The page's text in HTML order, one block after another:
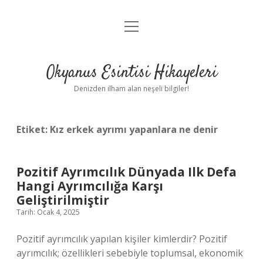
Anasayfa
Yasal Uyarı
menüyü
Okyanus Esintisi Hikayeleri
Denizden ilham alan neşeli bilgiler!
Etiket: Kız erkek ayrımı yapanlara ne denir
Pozitif Ayrımcılık Dünyada Ilk Defa
Hangi Ayrımcılığa Karşı
Geliştirilmiştir
Tarih: Ocak 4, 2025
Pozitif ayrımcılık yapılan kişiler kimlerdir? Pozitif
ayrımcılık; özellikleri sebebiyle toplumsal, ekonomik